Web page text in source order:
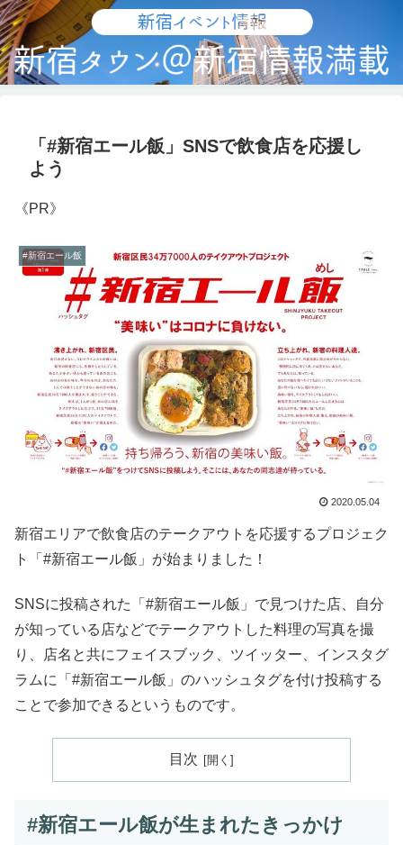
「#新宿エール飯」SNSで飲食店を応援し
よう
《PR》
#新宿エール飯
2020.05.04
新宿エリアで飲食店のテークアウトを応援するプロジェク
ト「#新宿エール飯」が始まりました！
SNSに投稿された「#新宿エール飯」で見つけた店、自分
が知っている店などでテークアウトした料理の写真を撮
り、店名と共にフェイスブック、ツイッター、インスタグ
ラムに「#新宿エール飯」のハッシュタグを付け投稿する
ことで参加できるというものです。
目次
#新宿エール飯が生まれたきっかけ